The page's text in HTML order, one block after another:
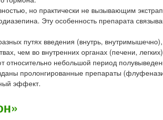
но практически не вызывающим
Эту особенность препарата
путях введения (внутрь,
чем во внутренних органах (печени,
небольшой период
пролонгированные препараты
эффект.